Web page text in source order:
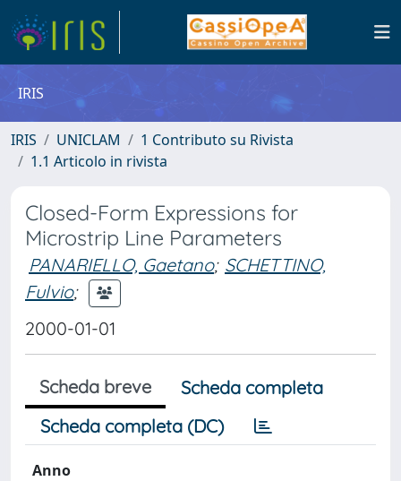
IRIS
IRIS UNICLAM
1 Contributo su Rivista
1.1 Articolo in rivista
Closed-Form Expressions for
Microstrip Line Parameters
PANARIELLO, Gaetano; SCHETTINO,
Fulvio;
2000-01-01
Scheda breve
Scheda completa
Scheda completa (DC)
Anno